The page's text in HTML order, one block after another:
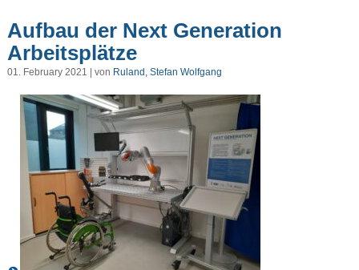
Aufbau der Next Generation
Arbeitsplätze
01. February 2021 | von Ruland, Stefan Wolfgang